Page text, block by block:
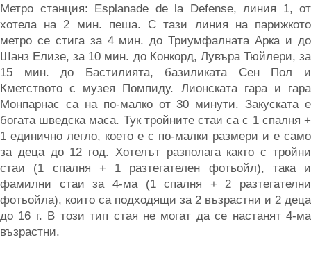
Метро станция: Esplanade de la Defense, линия 1, от
хотела на 2 мин. пеша. С тази линия на парижкото
метро се стига за 4 мин. до Триумфалната Арка и до
Шанз Елизе, за 10 мин. до Конкорд, Лувъра Тюйлери, за
15 мин. до Бастилията, базиликата Сен Пол и
Кметството с музея Помпиду. Лионската гара и гара
Монпарнас са на по-малко от 30 минути. Закуската е
богата шведска маса. Тук тройните стаи са с 1 спалня +
1 единично легло, което е с по-малки размери и е само
за деца до 12 год. Хотелът разполага както с тройни
стаи (1 спалня + 1 разтегателен фотьойл), така и
фамилни стаи за 4-ма (1 спалня + 2 разтегателни
фотьойла), които са подходящи за 2 възрастни и 2 деца
до 16 г. В този тип стая не могат да се настанят 4-ма
възрастни.